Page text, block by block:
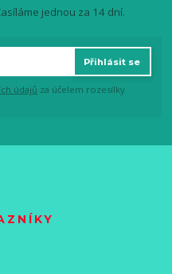
jednou za 14 dní.
Přihlásit se
údajů za účelem rozesílky